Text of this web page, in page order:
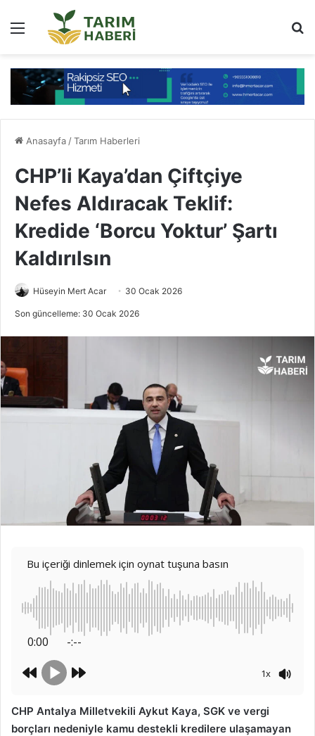
Menü
Anasayfa/Tarım Haberleri
CHP’li Kaya’dan Çiftçiye
Nefes Aldıracak Teklif:
Kredide ‘Borcu Yoktur’ Şartı
Kaldırılsın
Hüseyin Mert Acar 30 Ocak 2026
Son güncelleme: 30 Ocak 2026
Bu içeriği dinlemek için oynat tuşuna basın
0:00 -:--
1x
CHP Antalya Milletvekili Aykut Kaya, SGK ve vergi
borçları nedeniyle kamu destekli kredilere ulaşamayan